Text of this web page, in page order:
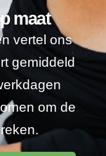
maat
vertel ons
gemiddeld
om de